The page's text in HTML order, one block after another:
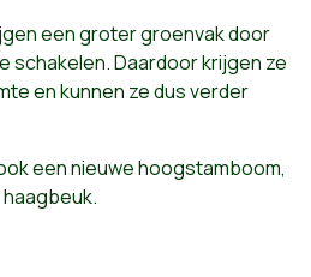
een groter groenvak door
schakelen. Daardoor krijgen ze
en kunnen ze dus verder
een nieuwe hoogstamboom,